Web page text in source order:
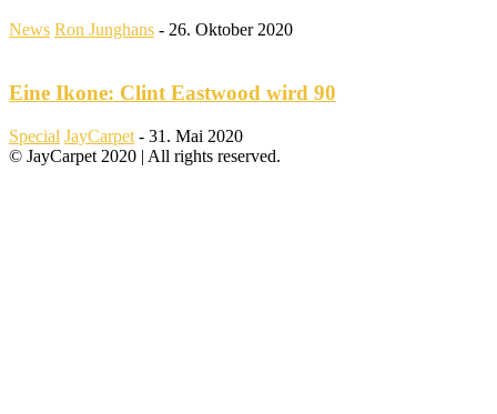
News Ron Junghans - 26. Oktober 2020
Eine Ikone: Clint Eastwood wird 90
Special JayCarpet - 31. Mai 2020
© JayCarpet 2020 | All rights reserved.